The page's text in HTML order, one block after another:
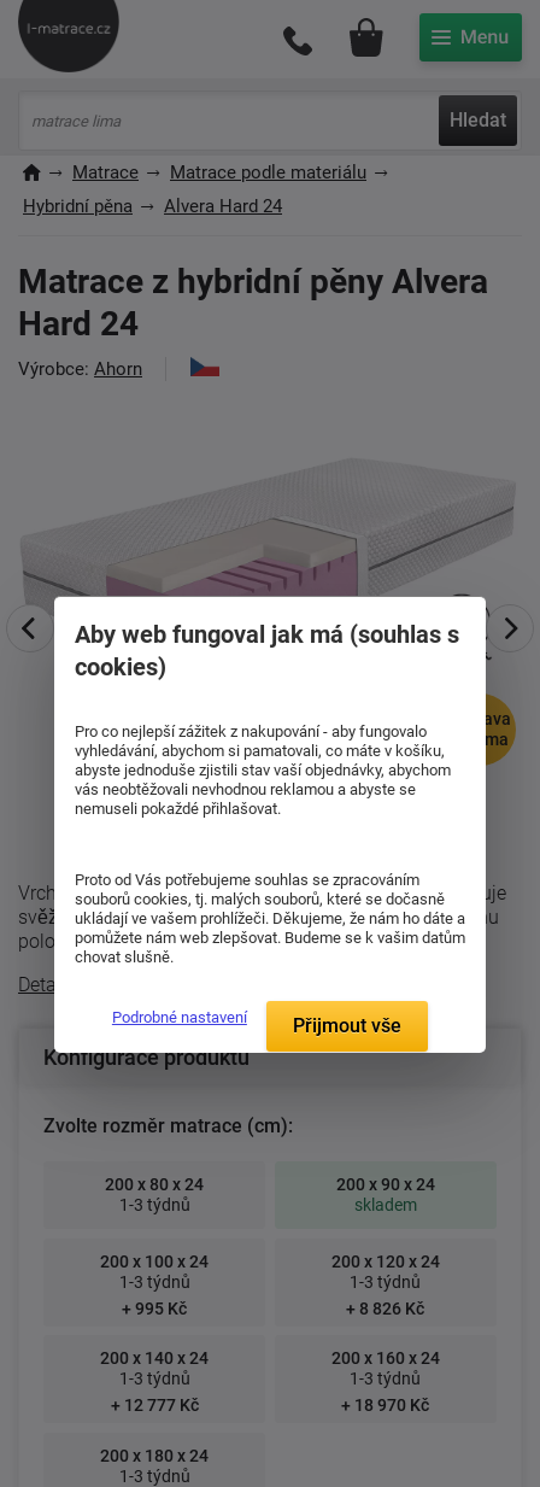
Hledat
Můj účet
Matrace
Matrace podle materiálu
Hybridní pěna
Alvera Hard 24
Matrace z hybridní pěny Alvera
Hard 24
Výrobce: Ahorn
doprava
zdarma
Vrchní vrstva GelEffect příjemně odlehčuje tlak, podporuje
svěžejší klima během spánku a rychle reaguje na změnu
polohy. Díky tomu se v ...
Detailní popis
Konfigurace produktu
Zvolte rozměr matrace (cm):
200 x 80 x 24
1-3 týdnů
200 x 90 x 24
skladem
200 x 100 x 24
1-3 týdnů
+ 995 Kč
200 x 120 x 24
1-3 týdnů
+ 8 826 Kč
200 x 140 x 24
1-3 týdnů
+ 12 777 Kč
200 x 160 x 24
1-3 týdnů
+ 18 970 Kč
200 x 180 x 24
1-3 týdnů
Aby web fungoval jak má (souhlas s
cookies)
Pro co nejlepší zážitek z nakupování - aby fungovalo
vyhledávání, abychom si pamatovali, co máte v košíku,
abyste jednoduše zjistili stav vaší objednávky, abychom
vás neobtěžovali nevhodnou reklamou a abyste se
nemuseli pokaždé přihlašovat.
Proto od Vás potřebujeme souhlas se zpracováním
souborů cookies, tj. malých souborů, které se dočasně
ukládají ve vašem prohlížeči. Děkujeme, že nám ho dáte a
pomůžete nám web zlepšovat. Budeme se k vašim datům
chovat slušně.
Podrobné nastavení Přijmout vše